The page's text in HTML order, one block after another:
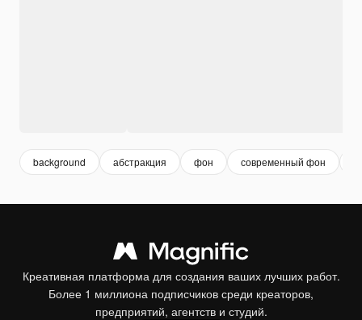
background абстракция фон современный фон
Креативная платформа для создания ваших лучших работ.
Более 1 миллиона подписчиков среди креаторов,
предприятий, агентств и студий.